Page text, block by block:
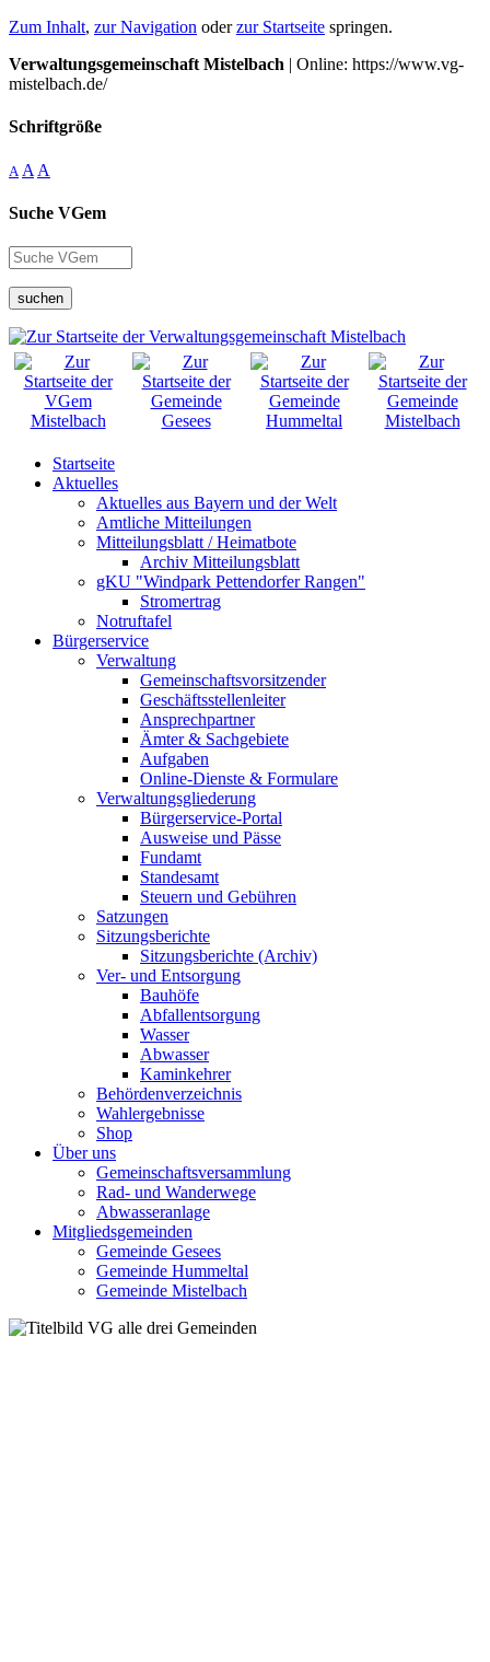
Zum Inhalt, zur Navigation oderzur Startseite springen.
Verwaltungsgemeinschaft Mistelbach | Online: https://www.vg-
mistelbach.de/
Schriftgröße
A A A
Suche VGem
suchen
Startseite
Aktuelles
Aktuelles aus Bayern und der Welt
Amtliche Mitteilungen
Mitteilungsblatt / Heimatbote
Archiv Mitteilungsblatt
gKU "Windpark Pettendorfer Rangen"
Stromertrag
Notruftafel
Bürgerservice
Verwaltung
Gemeinschaftsvorsitzender
Geschäftsstellenleiter
Ansprechpartner
Ämter & Sachgebiete
Aufgaben
Online-Dienste & Formulare
Verwaltungsgliederung
Bürgerservice-Portal
Ausweise und Pässe
Fundamt
Standesamt
Steuern und Gebühren
Satzungen
Sitzungsberichte
Sitzungsberichte (Archiv)
Ver- und Entsorgung
Bauhöfe
Abfallentsorgung
Wasser
Abwasser
Kaminkehrer
Behördenverzeichnis
Wahlergebnisse
Shop
Über uns
Gemeinschaftsversammlung
Rad- und Wanderwege
Abwasseranlage
Mitgliedsgemeinden
Gemeinde Gesees
Gemeinde Hummeltal
Gemeinde Mistelbach